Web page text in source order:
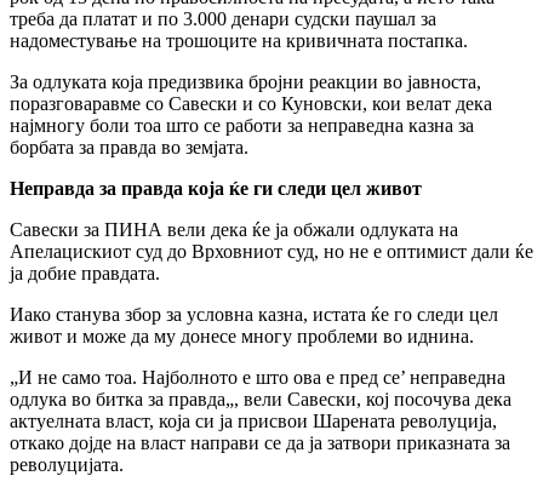
треба да платат и по 3.000 денари судски паушал за
надоместување на трошоците на кривичната постапка.
За одлуката која предизвика бројни реакции во јавноста,
поразговаравме со Савески и со Куновски, кои велат дека
најмногу боли тоа што се работи за неправедна казна за
борбата за правда во земјата.
Неправда за правда која ќе ги следи цел живот
Савески за ПИНА вели дека ќе ја обжали одлуката на
Апелацискиот суд до Врховниот суд, но не е оптимист дали ќе
ја добие правдата.
Иако станува збор за условна казна, истата ќе го следи цел
живот и може да му донесе многу проблеми во иднина.
„И не само тоа. Најболното е што ова е пред се’ неправедна
одлука во битка за правда„, вели Савески, кој посочува дека
актуелната власт, која си ја присвои Шарената револуција,
откако дојде на власт направи се да ја затвори приказната за
револуцијата.